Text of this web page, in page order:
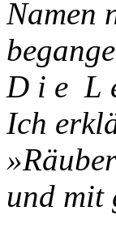
Namen
D i e L
Ich
und mit